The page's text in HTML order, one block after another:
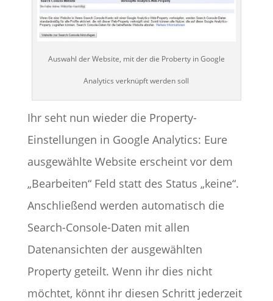
Auswahl der Website, mit der die Proberty in Google
Analytics verknüpft werden soll
Ihr seht nun wieder die Property-
Einstellungen in Google Analytics: Eure
ausgewählte Website erscheint vor dem
„Bearbeiten“ Feld statt des Status „keine“.
Anschließend werden automatisch die
Search-Console-Daten mit allen
Datenansichten der ausgewählten
Property geteilt. Wenn ihr dies nicht
möchtet, könnt ihr diesen Schritt jederzeit